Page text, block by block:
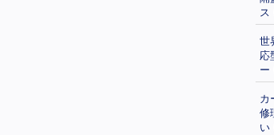
ス
世
応
ー
カ
修
い